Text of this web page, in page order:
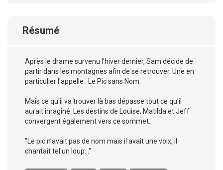
Résumé
Après le drame survenu l'hiver dernier, Sam décide de
partir dans les montagnes afin de se retrouver. Une en
particulier l'appelle : Le Pic sans Nom.
Mais ce qu'il va trouver là bas dépasse tout ce qu'il
aurait imaginé. Les destins de Louise, Matilda et Jeff
convergent également vers ce sommet.
"Le pic n’avait pas de nom mais il avait une voix, il
chantait tel un loup…"